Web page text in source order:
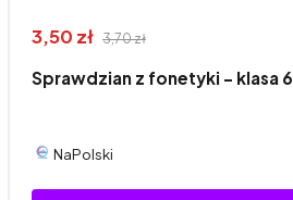
3,50 zł 3,70 zł
Sprawdzian z fonetyki - klasa 6
NaPolski